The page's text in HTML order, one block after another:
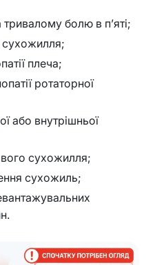
болю в п’яті;
сухожилля;
плеча;
ротаторної
або внутрішньої
сухожилля;
сухожиль;